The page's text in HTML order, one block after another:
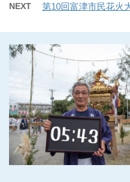
NEXT 第10回富津市民花火